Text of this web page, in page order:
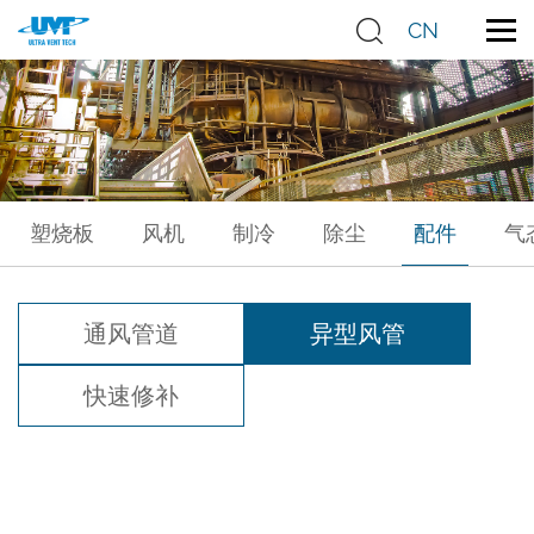
CN
塑烧板 风机 制冷 除尘 配件 气
通风管道 异型风管
快速修补